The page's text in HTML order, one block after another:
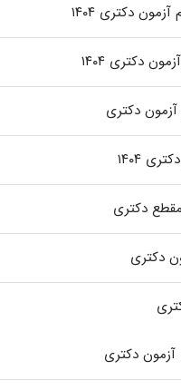
دکتری ۱۴۰۴
دکتری ۱۴۰۴
دکتری
۱۴۰۴
دکتری
دکتری
دکتری